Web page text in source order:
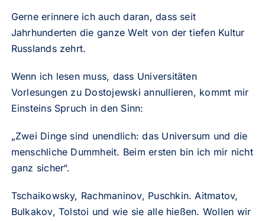
Gerne erinnere ich auch daran, dass seit
Jahrhunderten die ganze Welt von der tiefen Kultur
Russlands zehrt.
Wenn ich lesen muss, dass Universitäten
Vorlesungen zu Dostojewski annullieren, kommt mir
Einsteins Spruch in den Sinn:
„Zwei Dinge sind unendlich: das Universum und die
menschliche Dummheit. Beim ersten bin ich mir nicht
ganz sicher“.
Tschaikowsky, Rachmaninov, Puschkin. Aitmatov,
Bulkakov, Tolstoi und wie sie alle hießen. Wollen wir